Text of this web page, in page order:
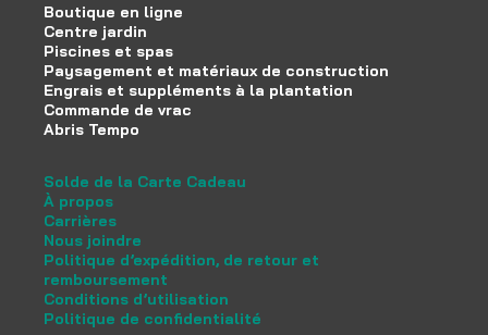
Boutique en ligne
Centre jardin
Piscines et spas
Paysagement et matériaux de construction
Engrais et suppléments à la plantation
Commande de vrac
Abris Tempo
Solde de la Carte Cadeau
À propos
Carrières
Nous joindre
Politique d’expédition, de retour et
remboursement
Conditions d’utilisation
Politique de confidentialité